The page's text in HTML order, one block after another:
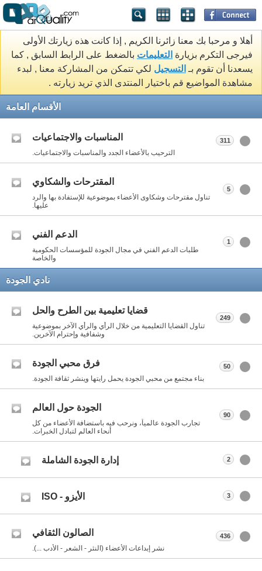
أهلا و مرحبا بك معنا زائرنا الكريم , إذا كانت هذه زيارتك الأولى
فيرجى التكرم بزيارة التعليمات بالضغط على الرابط السابق , كما
يسعدنا أن تقوم بـ التسجيل لكي تتمكن من المشاركة معنا , لبدء
مشاهدة المواضيع قم باختيار المنتدى الذي تريد زيارته .
الأقسام العامة
المناسبات والاجتماعيات
الترحيب بالأعضاء الجدد والمناسبات والاجتماعيات.
311
المقترحات والشكاوي
تناول مقترحات وشكاوى الأعضاء بموضوعية للإستفادة بها والرد
عليها.
5
الدعم الفني
طلبات الدعم الفني في مجال الجودة للمؤسسات الحكومية
والخاصة
1
نادي الجودة
قضايا تعليمية بين الطرح والحل
تناول القضايا التعليمية من خلال الرأي والرأي الآخر بموضوعية
وشفافية وإحترام الآخرين.
249
فرق محبي الجودة
بناء مجتمع من محبي الجودة يحمل رايتها وينشر ثقافة الجودة.
50
الجودة حول العالم
تجارب الجودة عالمياً، ونرحب فيه باستضافة الأعضاء من كل
أنحاء العالم لتبادل الخبرات.
90
إدارة الجودة الشاملة 2
الأيزو - ISO 3
الصالون الثقافي
نشر إبداعات الأعضاء (النثر - الشعر - الأدب ...).
436